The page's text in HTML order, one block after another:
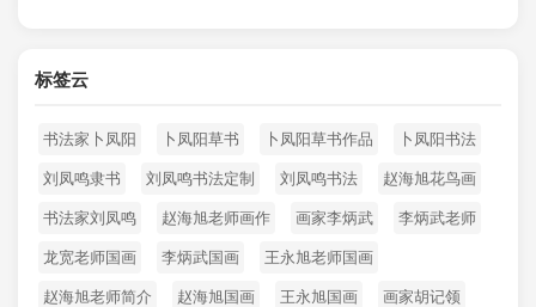
标签云
书法家卜凤阳 卜凤阳草书 卜凤阳草书作品 卜凤阳书法
刘凤鸣隶书 刘凤鸣书法定制 刘凤鸣书法 赵海旭花鸟画
书法家刘凤鸣 赵海旭老师画作 画家李炳武 李炳武老师
龙宽老师国画 李炳武国画 王永旭老师国画
赵海旭老师简介 赵海旭国画 王永旭国画 画家胡记领